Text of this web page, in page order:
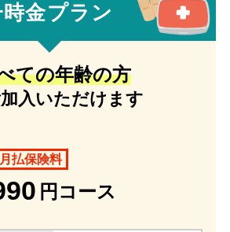
金プラン
ての年齢の方
入いただけます
月払保険料
円コース